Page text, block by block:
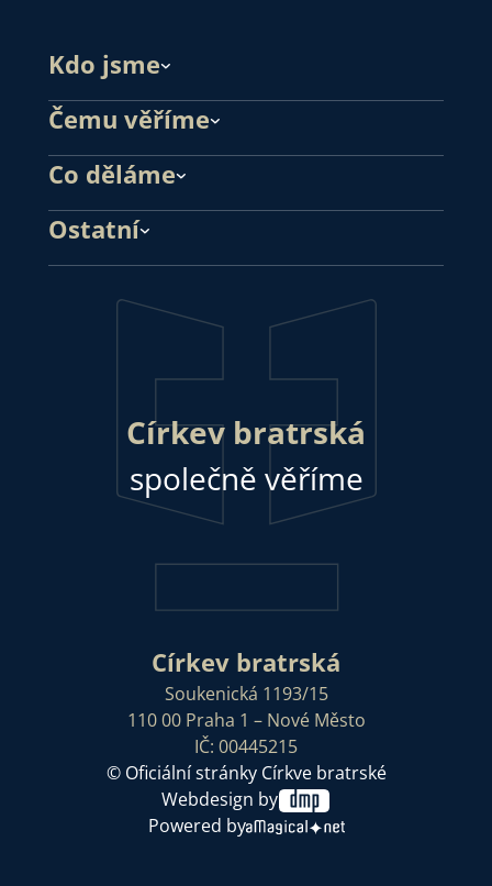
Kdo jsme
Čemu věříme
Co děláme
Ostatní
Církev bratrská
společně věříme
Církev bratrská
Soukenická 1193/15
110 00 Praha 1 – Nové Město
IČ: 00445215
© Oficiální stránky Církve bratrské
Webdesign by
Powered by